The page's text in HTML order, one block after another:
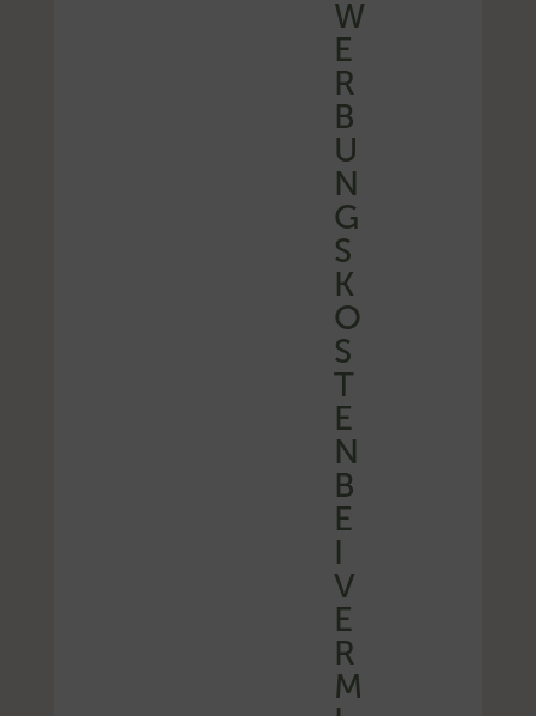
W
E
R
B
U
N
G
S
K
O
S
T
E
N
B
E
I
V
E
R
M